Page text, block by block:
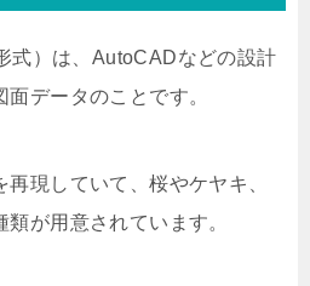
式）は、AutoCADなどの設計
データのことです。
現していて、桜やケヤキ、
が用意されています。